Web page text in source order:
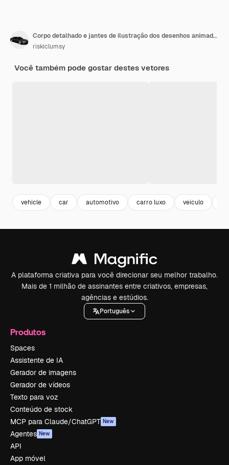
Corpo detalhado e jantes de ilustração dos desenhos animados de carro
riskiclumsy
Você também pode gostar destes vetores
vehicle car automotivo carro luxo veiculo
A plataforma criativa para você direcionar seu melhor trabalho.
Mais de 1 milhão de assinantes entre criativos, empresas,
agências e estúdios.
Português
Produtos
Spaces
Assistente de IA
Gerador de imagens
Gerador de vídeos
Texto para voz
Conteúdo de stock
MCP para Claude/ChatGPT New
Agentes New
API
App móvel